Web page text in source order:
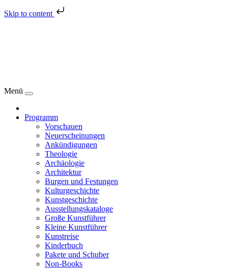
Skip to content
Menü
Programm
Vorschauen
Neuerscheinungen
Ankündigungen
Theologie
Archäologie
Architektur
Burgen und Festungen
Kulturgeschichte
Kunstgeschichte
Ausstellungskataloge
Große Kunstführer
Kleine Kunstführer
Kunstreise
Kinderbuch
Pakete und Schuber
Non-Books